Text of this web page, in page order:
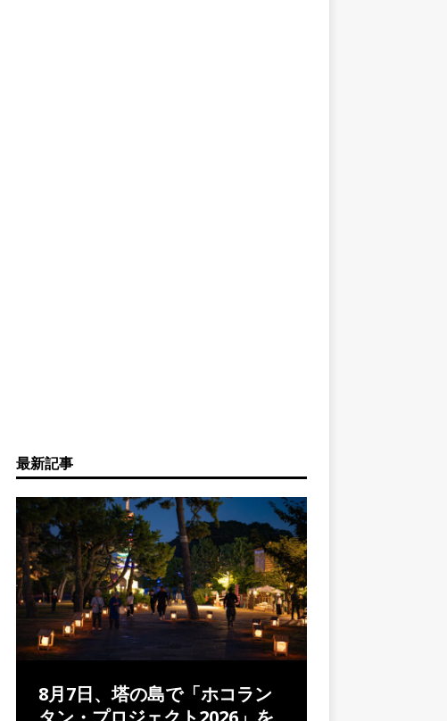
最新記事
8月7日、塔の島で「ホコラン